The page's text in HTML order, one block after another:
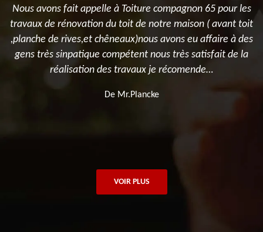
Nous avons fait appelle à Toiture compagnon 65 pour les
travaux de rénovation du toit de notre maison ( avant toit
,planche de rives,et chêneaux)nous avons eu affaire à des
gens très sinpatique compétent nous très satisfait de la
réalisation des travaux je récomende…
De Mr.Plancke
VOIR PLUS